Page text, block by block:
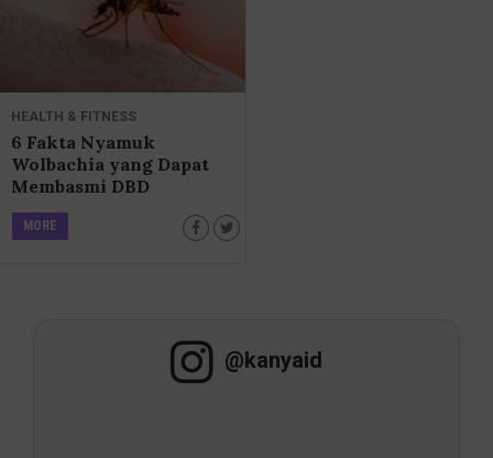
HEALTH & FITNESS
6 Fakta Nyamuk
Wolbachia yang Dapat
Membasmi DBD
MORE
@kanyaid